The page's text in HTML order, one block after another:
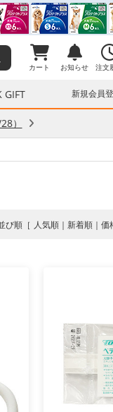
カート お知らせ 注文
GIFT 新規会員
）
び順 人気順 新着順 価